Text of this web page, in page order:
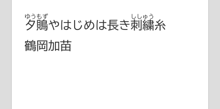
夕鵙
ゆうもず
やはじめは長き刺繍
ししゅう
糸
鶴岡加苗